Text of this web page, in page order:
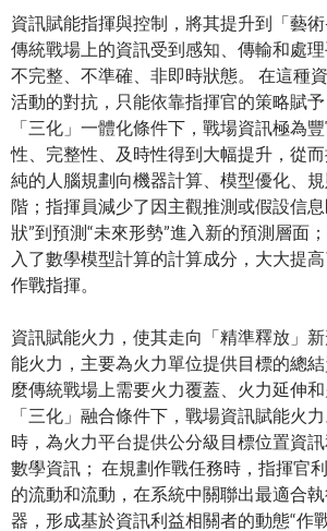
資訊賦能指揮與控制，將其提升到「藝術
傳統戰場上的資訊受到感知、傳輸和處
不完整、不準確、非即時狀態。 在這種
活動的對抗，只能依靠指揮官的策略賦予
「三化」一體化條件下，戰場資訊極為
性、完整性、及時性得到大幅提升，從
純的人腦規劃向機器計算、模型優化、
階；指揮員減少了因主觀推測或假設信
狀”到預測“未來形勢”進入新的預測層面
入了數學模型計算的計算成分，大大提
作戰指揮。
資訊賦能火力，使其走向「精準釋放」
能火力，主要為火力單位提供目標的總
麼傳統戰場上需要火力覆蓋、火力延伸和
「三化」融合條件下，戰場資訊賦能火
時，為火力平台提供公分級目標位置資
數學資訊； 在規劃作戰任務時，指揮官
的流動和流動，在系統中關聯出最適合
器，形成基於資訊利益相關者的動態“作